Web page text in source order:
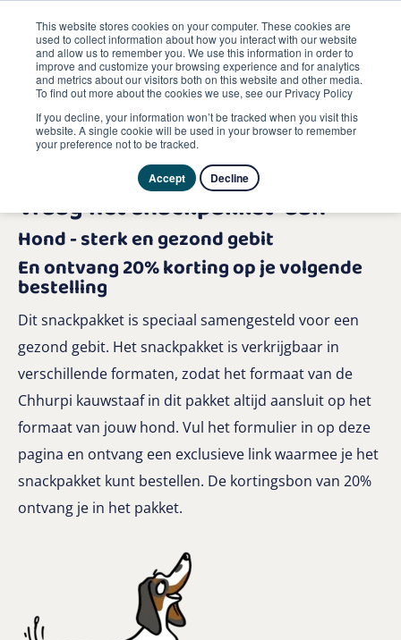
This website stores cookies on your computer. These cookies are
used to collect information about how you interact with our website
and allow us to remember you. We use this information in order to
improve and customize your browsing experience and for analytics
and metrics about our visitors both on this website and other media.
To find out more about the cookies we use, see our Privacy Policy
If you decline, your information won’t be tracked when you visit this
website. A single cookie will be used in your browser to remember
your preference not to be tracked.
Accept Decline
Vraag het snackpakket aan
Hond - sterk en gezond gebit
En ontvang 20% korting op je volgende
bestelling
Dit snackpakket is speciaal samengesteld voor een
gezond gebit. Het snackpakket is verkrijgbaar in
verschillende formaten, zodat het formaat van de
Chhurpi kauwstaaf in dit pakket altijd aansluit op het
formaat van jouw hond. Vul het formulier in op deze
pagina en ontvang een exclusieve link waarmee je het
snackpakket kunt bestellen. De kortingsbon van 20%
ontvang je in het pakket.